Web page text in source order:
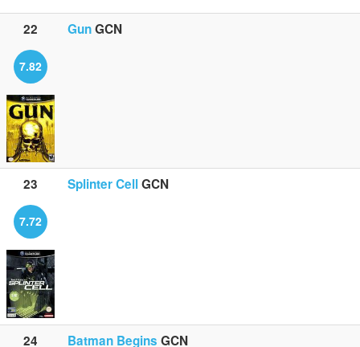
22 GunGCN
7.82
23 Splinter CellGCN
7.72
24 Batman Begins GCN